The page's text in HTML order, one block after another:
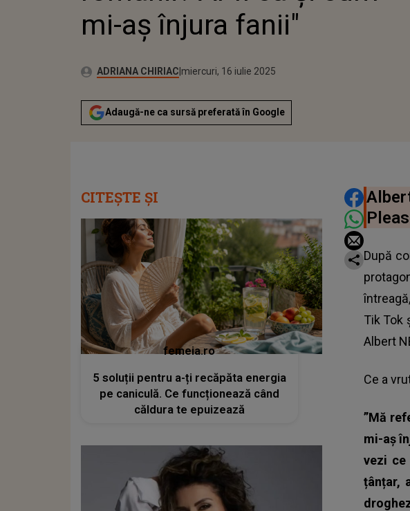
mi-aș înjura fanii"
Autor:ADRIANA CHIRIACPublicat:
miercuri, 16 iulie 2025
Actualizat:
miercuri, 16 iulie 2025
Adaugă-ne ca sursă preferată în Google
După
Tik Tok
Albert
Ce a
”Mă
mi-aș
vezi ce
țânțar,
CITEȘTE ȘI
femeia.ro
5 soluții pentru a-ți recăpăta energia
pe caniculă. Ce funcționează când
căldura te epuizează